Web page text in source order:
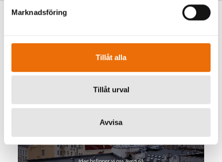
Marknadsföring
Tillåt alla
Tillåt urval
Avvisa